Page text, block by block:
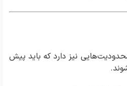
نیز دارد که باید پیش